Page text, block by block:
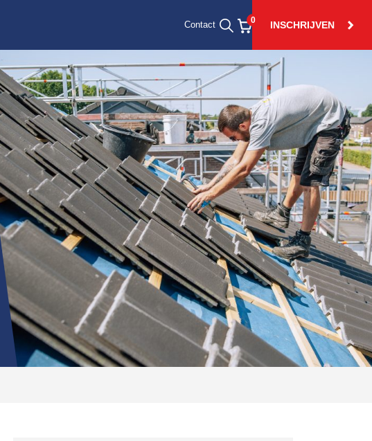
Contact 0 INSCHRIJVEN